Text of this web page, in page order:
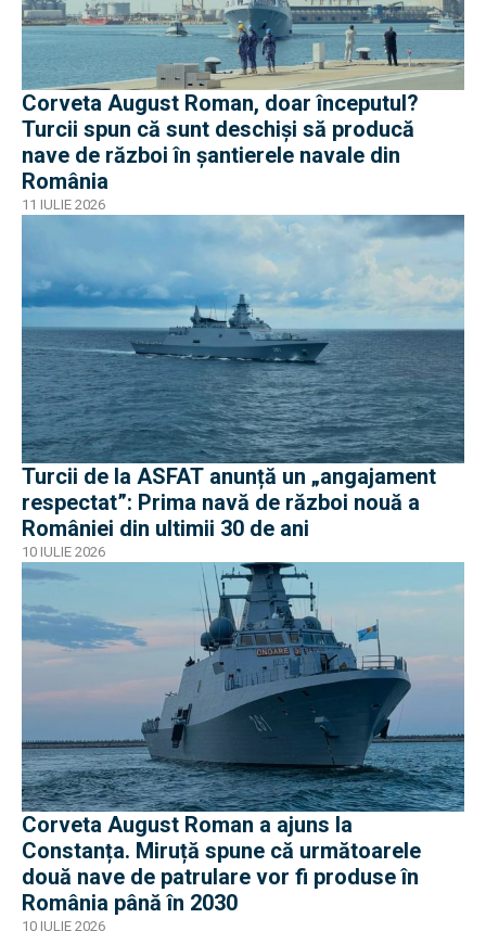
Corveta August Roman, doar începutul?
Turcii spun că sunt deschiși să producă
nave de război în șantierele navale din
România
11 IULIE 2026
Turcii de la ASFAT anunță un „angajament
respectat”: Prima navă de război nouă a
României din ultimii 30 de ani
10 IULIE 2026
Corveta August Roman a ajuns la
Constanța. Miruță spune că următoarele
două nave de patrulare vor fi produse în
România până în 2030
10 IULIE 2026